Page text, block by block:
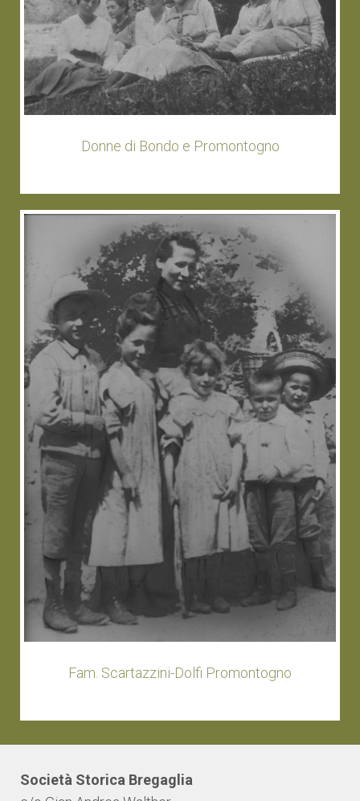
Donne di Bondo e Promontogno
Fam. Scartazzini-Dolfi Promontogno
Società Storica Bregaglia